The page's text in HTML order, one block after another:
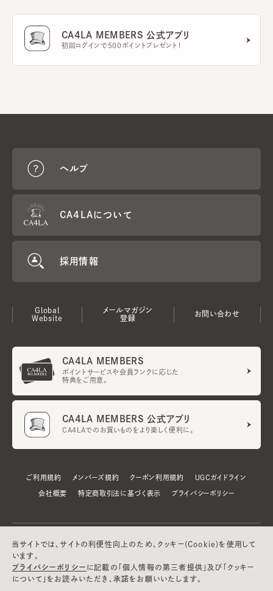
CA4LA MEMBERS 公式アプリ
初回ログインで500ポイントプレゼント！
ヘルプ
CA4LAについて
採用情報
Global
Website
メールマガジン
登録
お問い合わせ
CA4LA MEMBERS
ポイントサービスや会員ランクに応じた
特典をご用意。
CA4LA MEMBERS 公式アプリ
CA4LAでのお買いものをより楽しく便利に。
ご利用規約 メンバーズ規約 クーポン利用規約 UGCガイドライン
会社概要 特定商取引法に基づく表示 プライバシーポリシー
当サイトでは、サイトの利便性向上のため、クッキー(Cookie)を使用して
います。
プライバシーポリシー に記載の「個人情報の第三者提供」及び「クッキー
について」をお読みいただき、承諾をお願いいたします。